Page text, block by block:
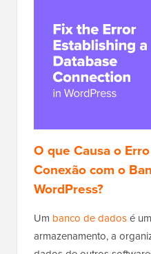
O que Causa o
Conexão com o
WordPress?
Um banco de dadosé
armazenamento, a